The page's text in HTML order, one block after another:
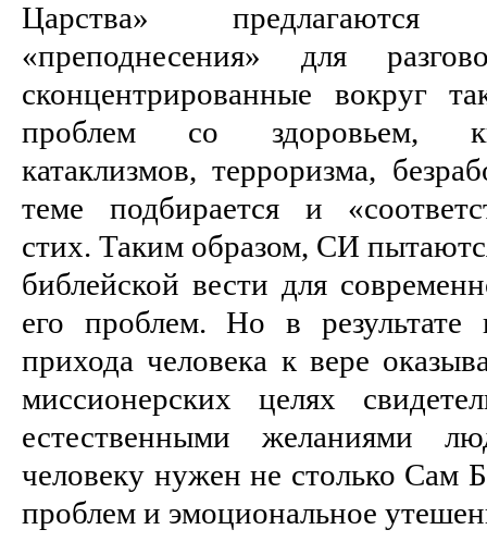
Царства»
«преподнесения» для
сконцентрированные вокруг
проблем со здоровьем,
катаклизмов, терроризма,
теме подбирается и
стих. Таким образом, СИ
библейской вести для
его проблем. Но в
прихода человека к вере
миссионерских целях
естественными желаниями
человеку нужен не столько Сам
проблем и эмоциональное